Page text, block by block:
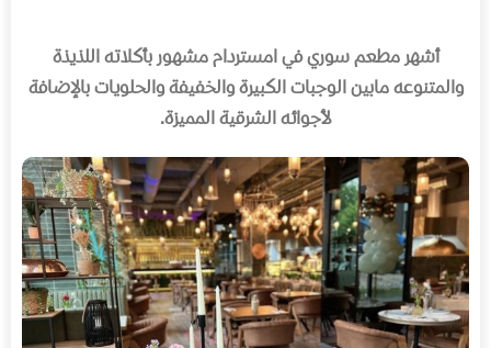
أشهر مطعم سوري في امستردام مشهور بأكلاته اللذيذة
والمتنوعه مابين الوجبات الكبيرة والخفيفة والحلويات بالإضافة
لأجوائه الشرقية المميزة.